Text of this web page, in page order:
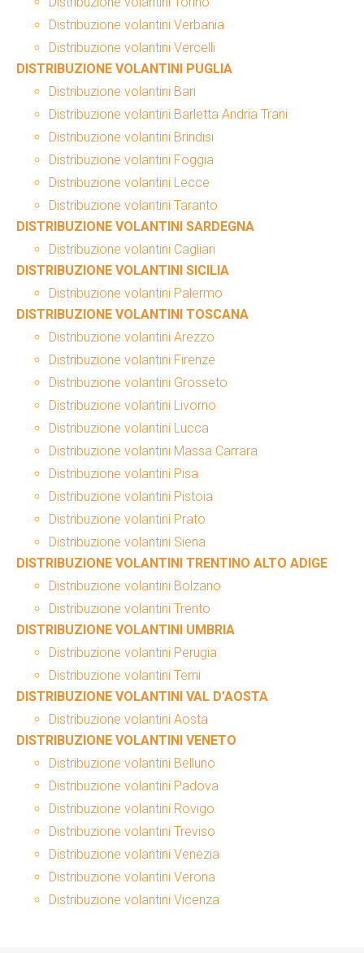
Distribuzione volantini Verbania
Distribuzione volantini Vercelli
DISTRIBUZIONE VOLANTINI PUGLIA
Distribuzione volantini Bari
Distribuzione volantini Barletta Andria Trani
Distribuzione volantini Brindisi
Distribuzione volantini Foggia
Distribuzione volantini Lecce
Distribuzione volantini Taranto
DISTRIBUZIONE VOLANTINI SARDEGNA
Distribuzione volantini Cagliari
DISTRIBUZIONE VOLANTINI SICILIA
Distribuzione volantini Palermo
DISTRIBUZIONE VOLANTINI TOSCANA
Distribuzione volantini Arezzo
Distribuzione volantini Firenze
Distribuzione volantini Grosseto
Distribuzione volantini Livorno
Distribuzione volantini Lucca
Distribuzione volantini Massa Carrara
Distribuzione volantini Pisa
Distribuzione volantini Pistoia
Distribuzione volantini Prato
Distribuzione volantini Siena
DISTRIBUZIONE VOLANTINI TRENTINO ALTO ADIGE
Distribuzione volantini Bolzano
Distribuzione volantini Trento
DISTRIBUZIONE VOLANTINI UMBRIA
Distribuzione volantini Perugia
Distribuzione volantini Terni
DISTRIBUZIONE VOLANTINI VAL D’AOSTA
Distribuzione volantini Aosta
DISTRIBUZIONE VOLANTINI VENETO
Distribuzione volantini Belluno
Distribuzione volantini Padova
Distribuzione volantini Rovigo
Distribuzione volantini Treviso
Distribuzione volantini Venezia
Distribuzione volantini Verona
Distribuzione volantini Vicenza